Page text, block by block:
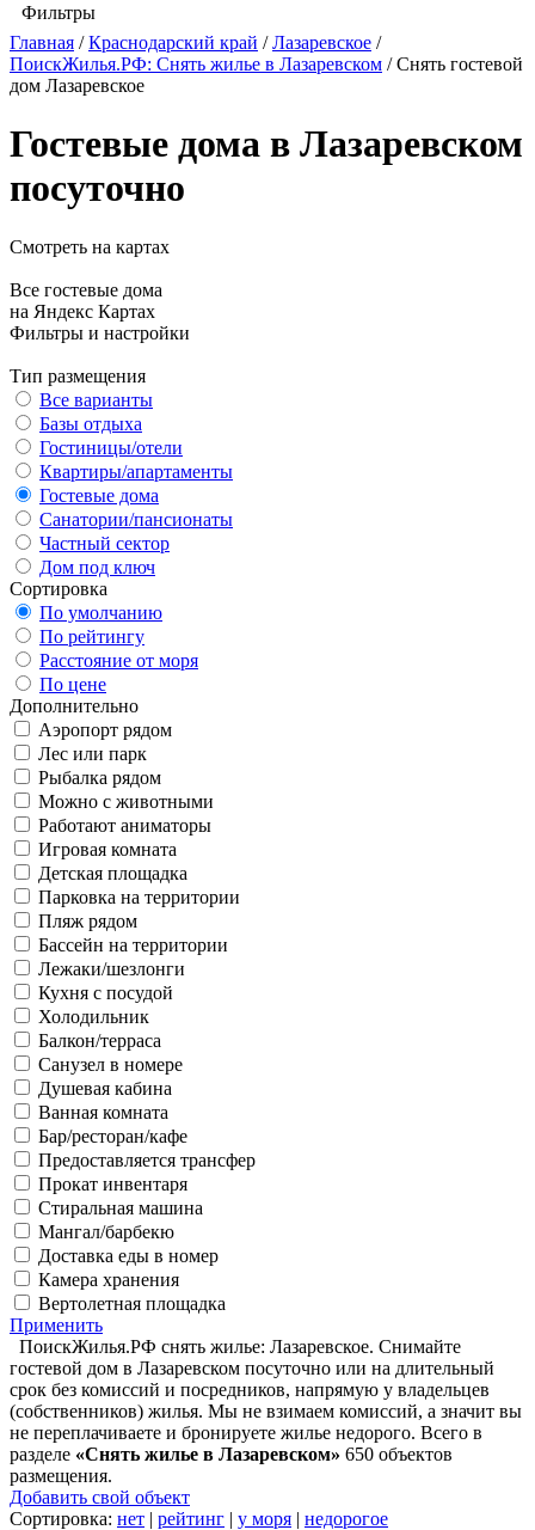
Фильтры
Главная /Краснодарский край /Лазаревское /
ПоискЖилья.РФ: Снять жилье в Лазаревском / Снять гостевой
дом Лазаревское
Гостевые дома в Лазаревском
посуточно
Смотреть на картах
Все гостевые дома
на Яндекс Картах
Фильтры и настройки
Тип размещения
Все варианты
Базы отдыха
Гостиницы/отели
Квартиры/апартаменты
Гостевые дома
Санатории/пансионаты
Частный сектор
Дом под ключ
Сортировка
По умолчанию
По рейтингу
Расстояние от моря
По цене
Дополнительно
Аэропорт рядом
Лес или парк
Рыбалка рядом
Можно с животными
Работают аниматоры
Игровая комната
Детская площадка
Парковка на территории
Пляж рядом
Бассейн на территории
Лежаки/шезлонги
Кухня с посудой
Холодильник
Балкон/терраса
Санузел в номере
Душевая кабина
Ванная комната
Бар/ресторан/кафе
Предоставляется трансфер
Прокат инвентаря
Стиральная машина
Мангал/барбекю
Доставка еды в номер
Камера хранения
Вертолетная площадка
Применить
ПоискЖилья.РФ снять жилье: Лазаревское. Снимайте
гостевой дом в Лазаревском посуточно или на длительный
срок без комиссий и посредников, напрямую у владельцев
(собственников) жилья. Мы не взимаем комиссий, а значит вы
не переплачиваете и бронируете жилье недорого. Всего в
разделе «Снять жилье в Лазаревском» 650 объектов
размещения.
Добавить свой объект
Сортировка: нет | рейтинг | у моря | недорогое